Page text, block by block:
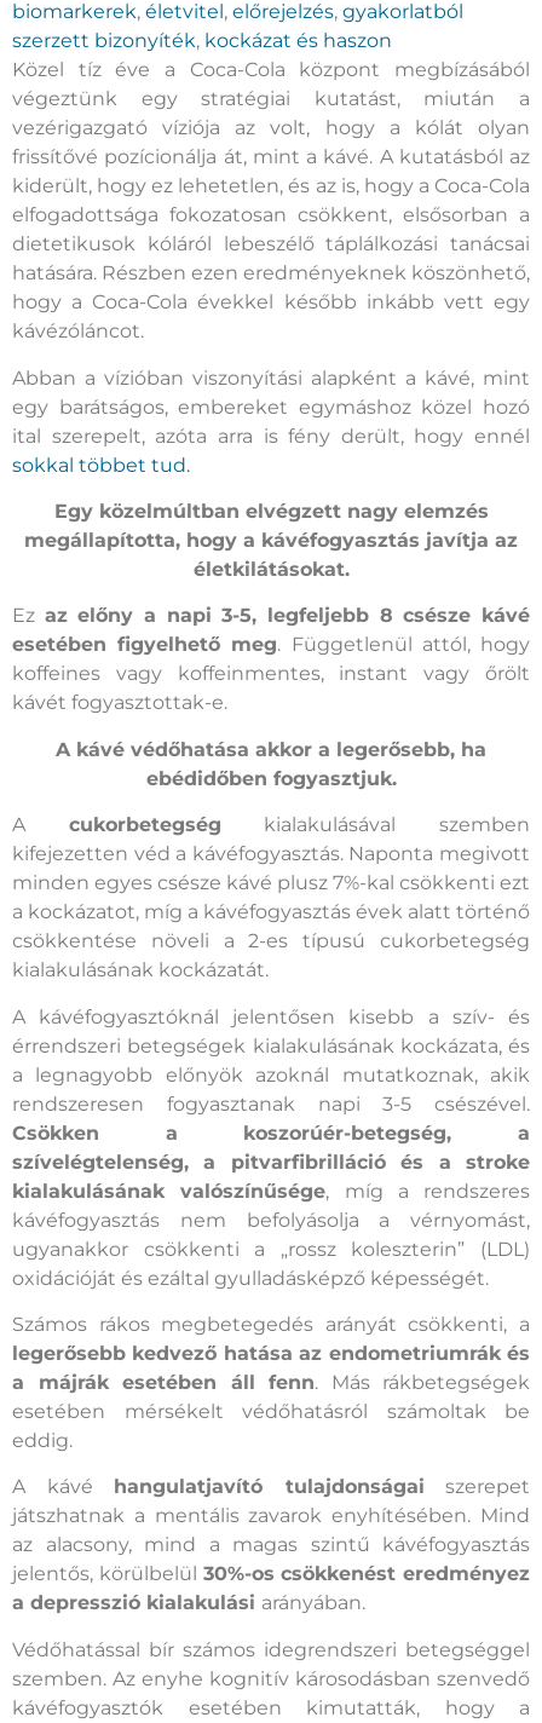
biomarkerek, életvitel , előrejelzés, gyakorlatból
szerzett bizonyíték, kockázat és haszon
Közel tíz éve a Coca-Cola központ megbízásából
végeztünk egy stratégiai kutatást, miután a
vezérigazgató víziója az volt, hogy a kólát olyan
frissítővé pozícionálja át, mint a kávé. A kutatásból az
kiderült, hogy ez lehetetlen, és az is, hogy a Coca-Cola
elfogadottsága fokozatosan csökkent, elsősorban a
dietetikusok kóláról lebeszélő táplálkozási tanácsai
hatására. Részben ezen eredményeknek köszönhető,
hogy a Coca-Cola évekkel később inkább vett egy
kávézóláncot.
Abban a vízióban viszonyítási alapként a kávé, mint
egy barátságos, embereket egymáshoz közel hozó
ital szerepelt, azóta arra is fény derült, hogy ennél
sokkal többet tud.
Egy közelmúltban elvégzett nagy elemzés
megállapította, hogy a kávéfogyasztás javítja az
életkilátásokat.
Ez az előny a napi 3-5, legfeljebb 8 csésze kávé
esetében figyelhető meg. Függetlenül attól, hogy
koffeines vagy koffeinmentes, instant vagy őrölt
kávét fogyasztottak-e.
A kávé védőhatása akkor a legerősebb, ha
ebédidőben fogyasztjuk.
A cukorbetegség kialakulásával szemben
kifejezetten véd a kávéfogyasztás. Naponta megivott
minden egyes csésze kávé plusz 7%-kal csökkenti ezt
a kockázatot, míg a kávéfogyasztás évek alatt történő
csökkentése növeli a 2-es típusú cukorbetegség
kialakulásának kockázatát.
A kávéfogyasztóknál jelentősen kisebb a szív- és
érrendszeri betegségek kialakulásának kockázata, és
a legnagyobb előnyök azoknál mutatkoznak, akik
rendszeresen fogyasztanak napi 3-5 csészével.
Csökken a koszorúér-betegség, a
szívelégtelenség, a pitvarfibrilláció és a stroke
kialakulásának valószínűsége, míg a rendszeres
kávéfogyasztás nem befolyásolja a vérnyomást,
ugyanakkor csökkenti a „rossz koleszterin” (LDL)
oxidációját és ezáltal gyulladásképző képességét.
Számos rákos megbetegedés arányát csökkenti, a
legerősebb kedvező hatása az endometriumrák és
a májrák esetében áll fenn. Más rákbetegségek
esetében mérsékelt védőhatásról számoltak be
eddig.
A kávé hangulatjavító tulajdonságai szerepet
játszhatnak a mentális zavarok enyhítésében. Mind
az alacsony, mind a magas szintű kávéfogyasztás
jelentős, körülbelül 30%-os csökkenést eredményez
a depresszió kialakulási arányában.
Védőhatással bír számos idegrendszeri betegséggel
szemben. Az enyhe kognitív károsodásban szenvedő
kávéfogyasztók esetében kimutatták, hogy a